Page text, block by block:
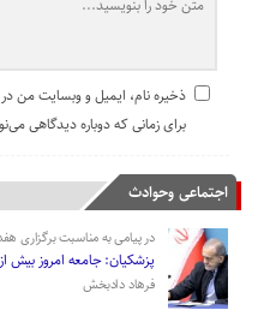
ذخیره نام، ایمیل و وبسایت من در
برای زمانی که دوباره دیدگاهی
اجتماعی وحوادث
در پیامی به مناسبت برگزاری
پزشکیان: جامعه امروز بیش
فرهاد دادبخش